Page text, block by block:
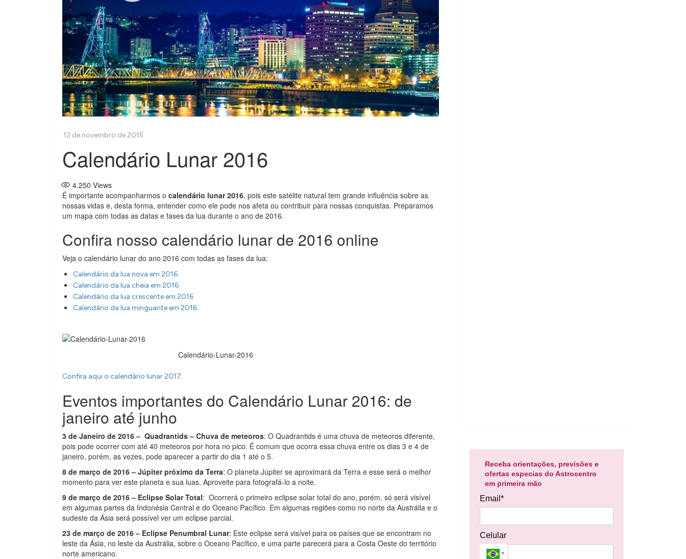
Calendário Lunar 2016
4.250 Views
É importante acompanharmos o calendário lunar 2016, pois este satélite natural tem grande influência sobre as
nossas vidas e, desta forma, entender como ele pode nos afeta ou contribuir para nossas conquistas. Preparamos
um mapa com todas as datas e fases da lua durante o ano de 2016.
Confira nosso calendário lunar de 2016 online
Veja o calendário lunar do ano 2016 com todas as fases da lua:
Calendário da lua nova em 2016
Calendário da lua cheia em 2016
Calendário da lua crescente em 2016
Calendário da lua minguante em 2016
Calendário-Lunar-2016
Confira aqui o calendário lunar 2017.
Eventos importantes do Calendário Lunar 2016: de
janeiro até junho
3 de Janeiro de 2016 – Quadrantids – Chuva de meteoros: O Quadrantids é uma chuva de meteoros diferente,
pois pode ocorrer com até 40 meteoros por hora no pico. É comum que ocorra essa chuva entre os dias 3 e 4 de
janeiro, porém, as vezes, pode aparecer a partir do dia 1 até o 5.
8 de março de 2016 – Júpiter próximo da Terra: O planeta Júpiter se aproximará da Terra e esse será o melhor
momento para ver este planeta e sua luas. Aproveite para fotografá-lo a noite.
9 de março de 2016 – Eclipse Solar Total: Ocorrerá o primeiro eclipse solar total do ano, porém, só será visível
em algumas partes da Indonésia Central e do Oceano Pacífico. Em algumas regiões como no norte da Austrália e o
sudeste da Ásia será possível ver um eclipse parcial.
23 de março de 2016 – Eclipse Penumbral Lunar: Este eclipse será visível para os países que se encontram no
leste da Ásia, no leste da Austrália, sobre o Oceano Pacífico, e uma parte parecerá para a Costa Oeste do território
norte americano.
Receba orientações, previsões e
ofertas especias do Astrocentro
em primeira mão
Email*
Celular